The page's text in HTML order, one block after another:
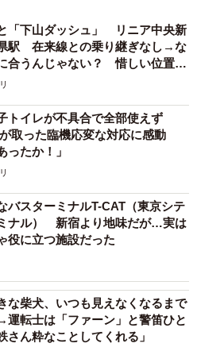
「下山ダッシュ」 リニア中央新
駅 在来線との乗り継ぎなし→な
合うんじゃない？ 惜しい位置関
トイレが不具合で全部使えず
取った臨機応変な対応に感動
ったか！」
バスターミナルT-CAT（東京シテ
ナル） 新宿より地味だが…実は
役に立つ施設だった
な柴犬、いつも見えなくなるまで
運転士は「ファーン」と警笛ひと
さん粋なことしてくれる」